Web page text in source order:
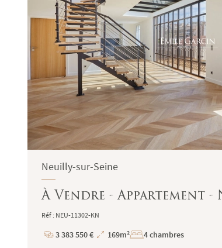
Neuilly-sur-Seine
À Vendre - Appartement -
Réf : NEU-11302-KN
Prix
3 383 550 €
Superficie
169m² 4 chambres